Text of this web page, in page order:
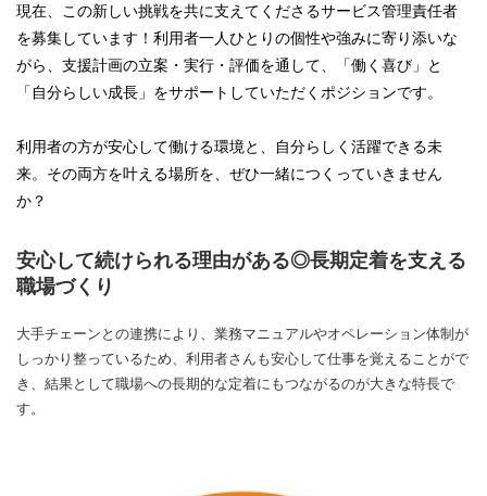
現在、この新しい挑戦を共に支えてくださるサービス管理責任者
を募集しています！利用者一人ひとりの個性や強みに寄り添いな
がら、支援計画の立案・実行・評価を通して、「働く喜び」と
「自分らしい成長」をサポートしていただくポジションです。
利用者の方が安心して働ける環境と、自分らしく活躍できる未
来。その両方を叶える場所を、ぜひ一緒につくっていきません
か？
安心して続けられる理由がある◎長期定着を支える
職場づくり
大手チェーンとの連携により、業務マニュアルやオペレーション体制が
しっかり整っているため、利用者さんも安心して仕事を覚えることがで
き、結果として職場への長期的な定着にもつながるのが大きな特長で
す。